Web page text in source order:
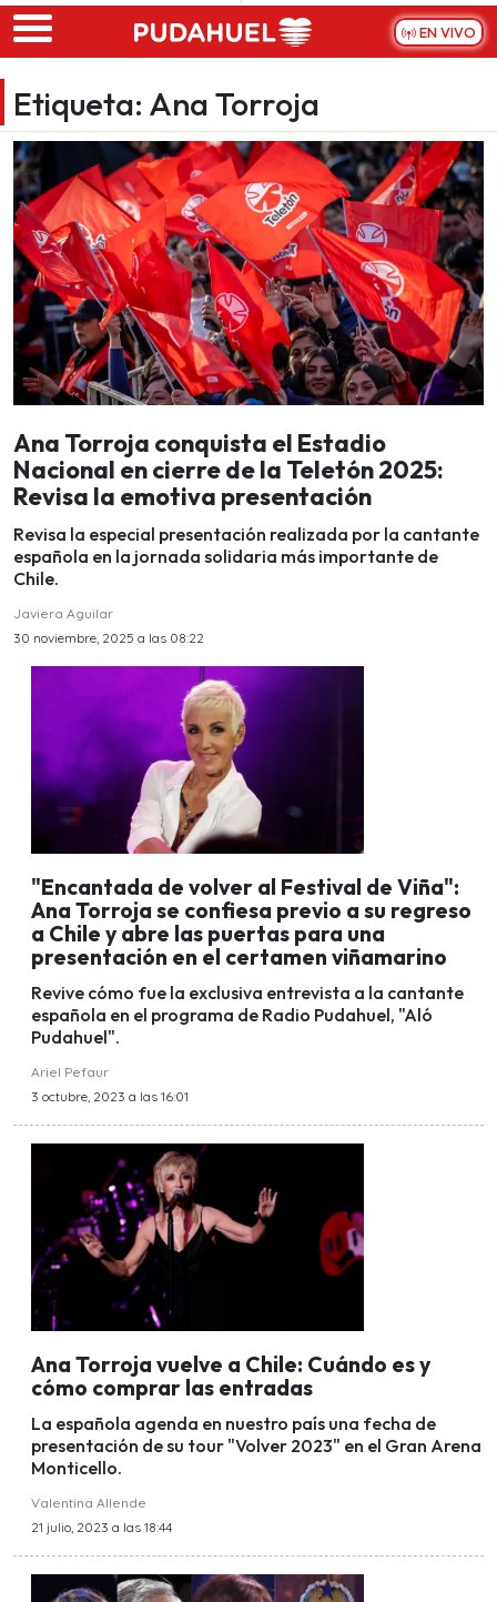
Skip to main content
EN VIVO
Etiqueta: Ana Torroja
Ana Torroja conquista el Estadio
Nacional en cierre de la Teletón 2025:
Revisa la emotiva presentación
Revisa la especial presentación realizada por la cantante
española en la jornada solidaria más importante de
Chile.
Javiera Aguilar
30 noviembre, 2025 a las 08:22
"Encantada de volver al Festival de Viña":
Ana Torroja se confiesa previo a su regreso
a Chile y abre las puertas para una
presentación en el certamen viñamarino
Revive cómo fue la exclusiva entrevista a la cantante
española en el programa de Radio Pudahuel, "Aló
Pudahuel".
Ariel Pefaur
3 octubre, 2023 a las 16:01
Ana Torroja vuelve a Chile: Cuándo es y
cómo comprar las entradas
La española agenda en nuestro país una fecha de
presentación de su tour "Volver 2023" en el Gran Arena
Monticello.
Valentina Allende
21 julio, 2023 a las 18:44